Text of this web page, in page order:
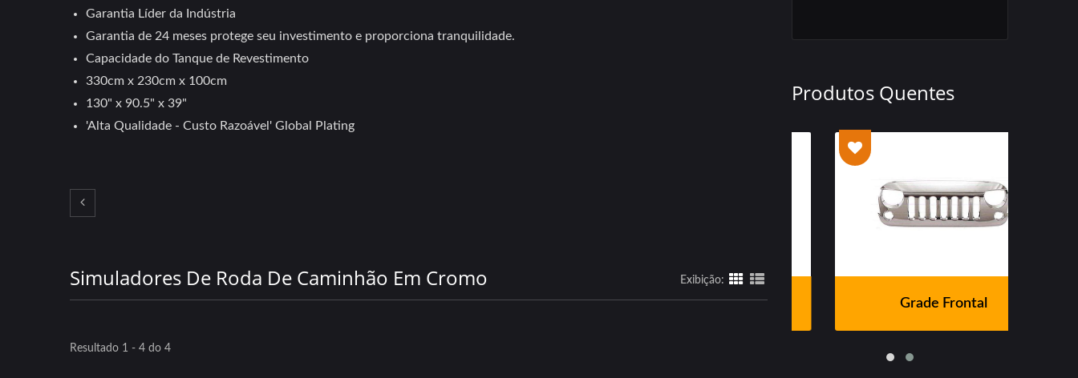
Garantia Líder da Indústria
Garantia de 24 meses protege seu investimento e proporciona tranquilidade.
Capacidade do Tanque de Revestimento
330cm x 230cm x 100cm
130" x 90.5" x 39"
'Alta Qualidade - Custo Razoável' Global Plating
Simuladores De Roda De Caminhão Em Cromo Exibição:
Resultado 1 - 4 do 4
Produtos Quentes
Tampas De Roda Grade Frontal Tampas De Roda Grade Frontal